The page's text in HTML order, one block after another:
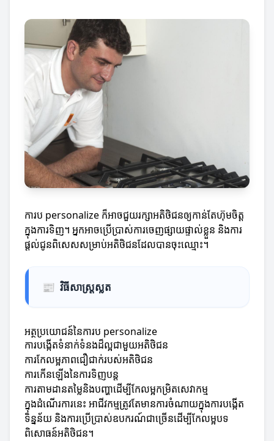
ការប personalize ក៏អាចជួយរក្សាអតិថិជនឲ្យកាន់តែហ៊ុមចិត្ត
ក្នុងការទិញ។ អ្នកអាចប្រើប្រាស់ការចេញផ្សាយផ្ទាល់ខ្លួន និងការ
ផ្តល់ជូនពិសេសសម្រាប់អតិថិជនដែលបានចុះឈ្មោះ។
📰 វិធីសាស្ត្រស្លត
អត្ថប្រយោជន៍នៃការប personalize
ការបង្កើតទំនាក់ទំនងដ៏ល្អជាមួយអតិថិជន
ការកែលម្អភាពជឿជាក់របស់អតិថិជន
ការកើនឡើងនៃការទិញបន្ត
ការតាមដានតម្លៃនិងបញ្ហាដើម្បីកែលម្អកម្រិតសេវាកម្ម
ក្នុងដំណើរការនេះ អាជីវកម្មត្រូវតែមានការចំណាយក្នុងការបង្កើត
ទិន្នន័យ និងការប្រើប្រាស់ឧបករណ៍ជាច្រើនដើម្បីកែលម្អបទ
ពិសោធន៍អតិថិជន។